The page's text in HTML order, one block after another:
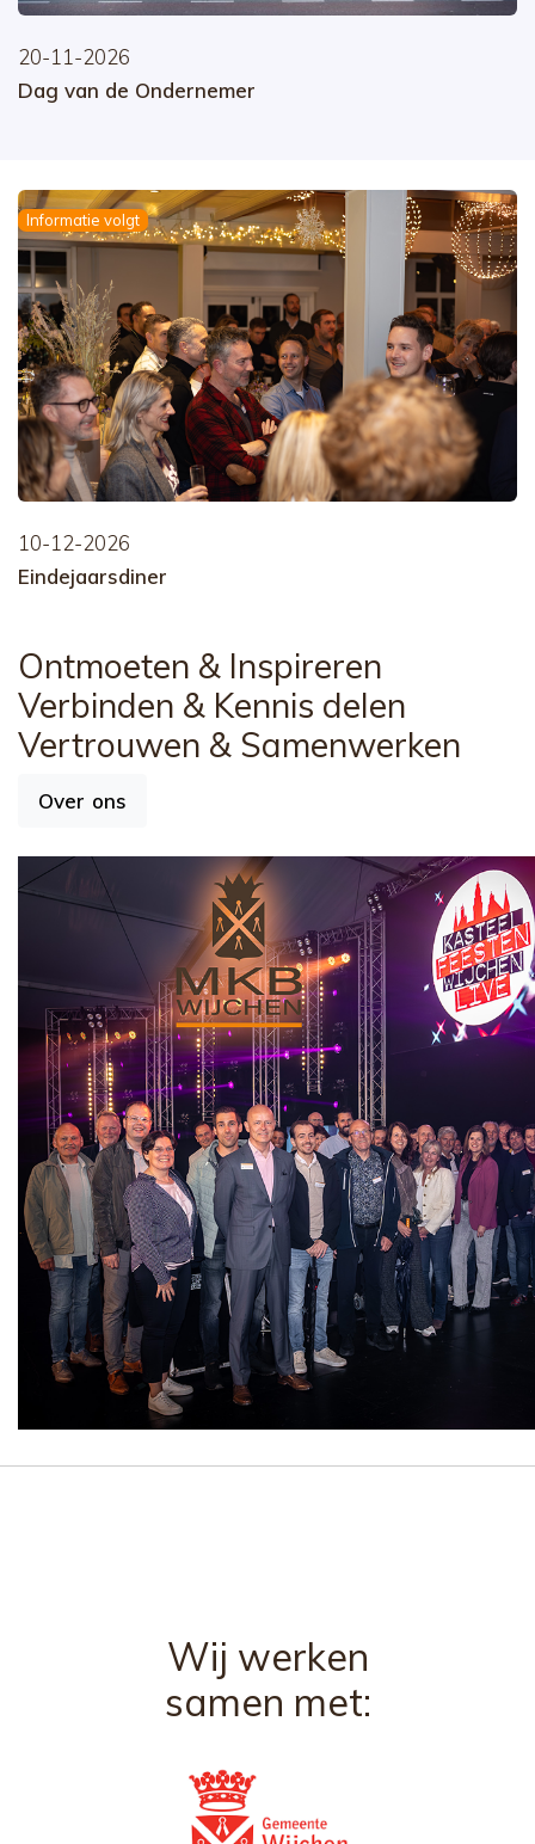
20-11-2026
Dag van de Ondernemer
Informatie volgt
10-12-2026
Eindejaarsdiner
Ontmoeten & Inspireren
Verbinden & Kennis delen
Vertrouwen & Samenwerken
Over ons
Wij werken
samen met: